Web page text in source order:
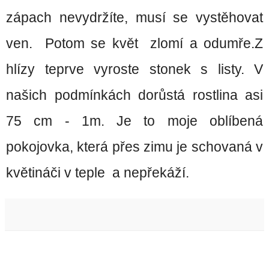
zápach nevydržíte, musí se vystěhovat
ven. Potom se květ zlomí a odumře.Z
hlízy teprve vyroste stonek s listy. V
našich podmínkách dorůstá rostlina asi
75 cm - 1m. Je to moje oblíbená
pokojovka, která přes zimu je schovaná v
květináči v teple a nepřekáží.